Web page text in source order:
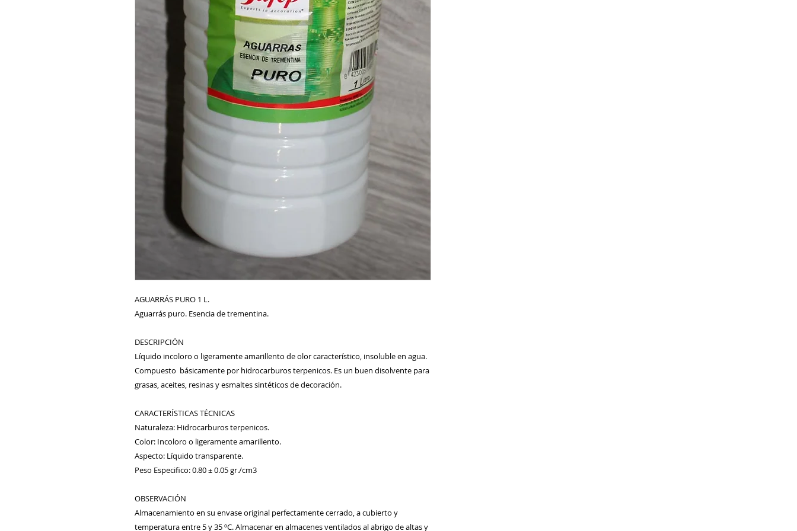
AGUARRÁS PURO 1 L.
Aguarrás puro. Esencia de trementina.
DESCRIPCIÓN
Líquido incoloro o ligeramente amarillento de olor característico, insoluble en agua.
Compuesto  básicamente por hidrocarburos terpenicos. Es un buen disolvente para
grasas, aceites, resinas y esmaltes sintéticos de decoración.
CARACTERÍSTICAS TÉCNICAS
Naturaleza: Hidrocarburos terpenicos.
Color: Incoloro o ligeramente amarillento.
Aspecto: Líquido transparente.
Peso Especifico: 0.80 ± 0.05 gr./cm3
OBSERVACIÓN
Almacenamiento en su envase original perfectamente cerrado, a cubierto y
temperatura entre 5 y 35 ºC. Almacenar en almacenes ventilados al abrigo de altas y